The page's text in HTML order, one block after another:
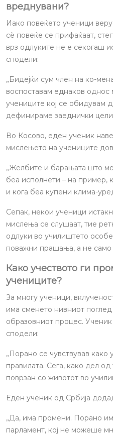
вреднувани?
Иако повеќето ученици
сè повеќе се прифаќаат,
врз одлуките не е секогаш
сподели:
„Бидејќи сум член на ко-
воспоставам еднаков однос
учениците кој се обидувам
дефинираме заеднички
Во Косово, еден ученик
мислењето на учениците
„Желбите и барањата што
беа исполнети – на пример,
и кога беа купени клима-
Сепак, некои ученици
мислења се слушаат, тие
одлуки во училиштето
поважни прашања, а не само
Како учеството ги
учениците?
За многу ученици,
има сменето нивниот
образовниот процес.
сподели:
„Порано се чувствував како
правилата. Сега, како дел од
поврзан со животот во
Еден ученик од Србија
„Да, има промени. Порано
парламент, кој не можеше